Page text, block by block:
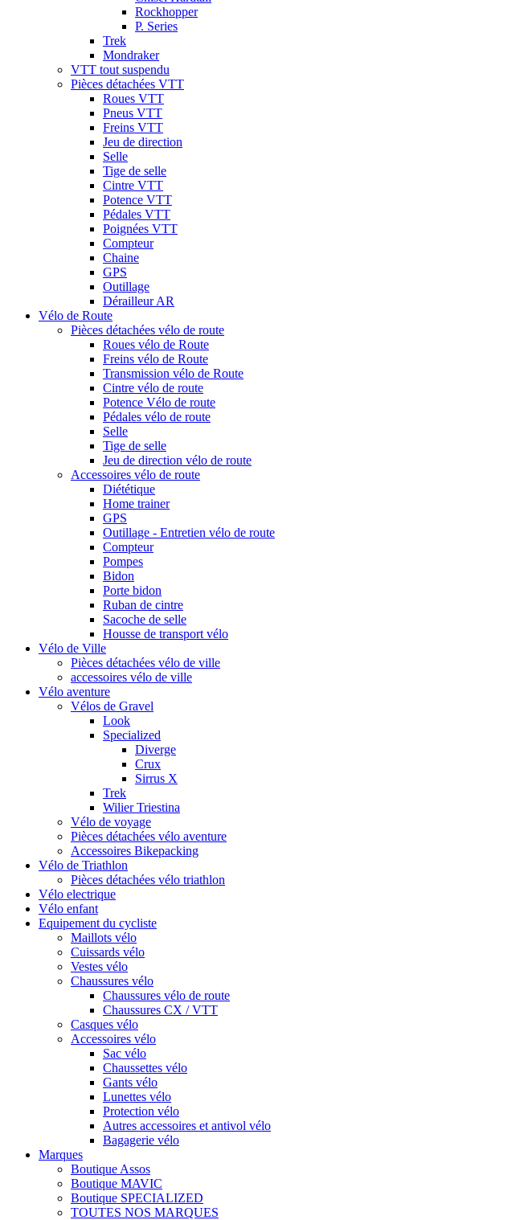
Rockhopper
P. Series
Trek
Mondraker
VTT tout suspendu
Pièces détachées VTT
Roues VTT
Pneus VTT
Freins VTT
Jeu de direction
Selle
Tige de selle
Cintre VTT
Potence VTT
Pédales VTT
Poignées VTT
Compteur
Chaine
GPS
Outillage
Dérailleur AR
Vélo de Route
Pièces détachées vélo de route
Roues vélo de Route
Freins vélo de Route
Transmission vélo de Route
Cintre vélo de route
Potence Vélo de route
Pédales vélo de route
Selle
Tige de selle
Jeu de direction vélo de route
Accessoires vélo de route
Diététique
Home trainer
GPS
Outillage - Entretien vélo de route
Compteur
Pompes
Bidon
Porte bidon
Ruban de cintre
Sacoche de selle
Housse de transport vélo
Vélo de Ville
Pièces détachées vélo de ville
accessoires vélo de ville
Vélo aventure
Vélos de Gravel
Look
Specialized
Diverge
Crux
Sirrus X
Trek
Wilier Triestina
Vélo de voyage
Pièces détachées vélo aventure
Accessoires Bikepacking
Vélo de Triathlon
Pièces détachées vélo triathlon
Vélo electrique
Vélo enfant
Equipement du cycliste
Maillots vélo
Cuissards vélo
Vestes vélo
Chaussures vélo
Chaussures vélo de route
Chaussures CX / VTT
Casques vélo
Accessoires vélo
Sac vélo
Chaussettes vélo
Gants vélo
Lunettes vélo
Protection vélo
Autres accessoires et antivol vélo
Bagagerie vélo
Marques
Boutique Assos
Boutique MAVIC
Boutique SPECIALIZED
TOUTES NOS MARQUES